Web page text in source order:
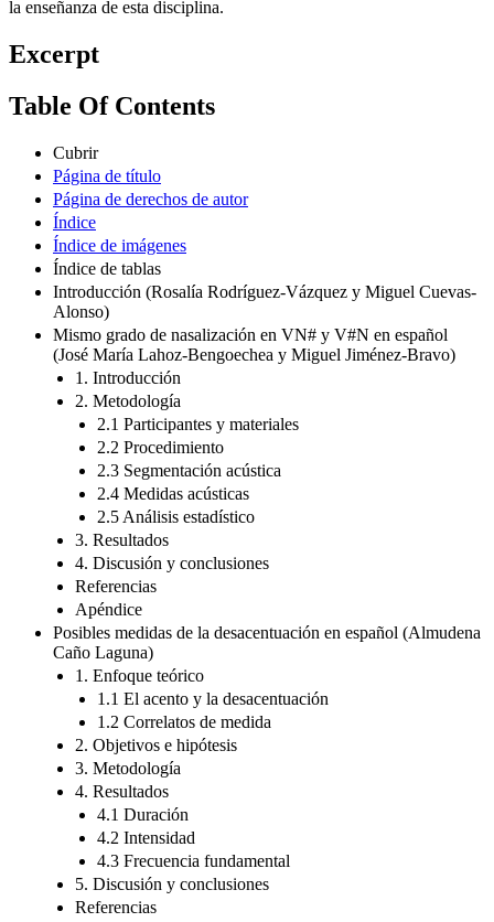
la enseñanza de esta disciplina.
Excerpt
Table Of Contents
Cubrir
Página de título
Página de derechos de autor
Índice
Índice de imágenes
Índice de tablas
Introducción (Rosalía Rodríguez-Vázquez y Miguel Cuevas-
Alonso)
Mismo grado de nasalización en VN# y V#N en español
(José María Lahoz-Bengoechea y Miguel Jiménez-Bravo)
1. Introducción
2. Metodología
2.1 Participantes y materiales
2.2 Procedimiento
2.3 Segmentación acústica
2.4 Medidas acústicas
2.5 Análisis estadístico
3. Resultados
4. Discusión y conclusiones
Referencias
Apéndice
Posibles medidas de la desacentuación en español (Almudena
Caño Laguna)
1. Enfoque teórico
1.1 El acento y la desacentuación
1.2 Correlatos de medida
2. Objetivos e hipótesis
3. Metodología
4. Resultados
4.1 Duración
4.2 Intensidad
4.3 Frecuencia fundamental
5. Discusión y conclusiones
Referencias